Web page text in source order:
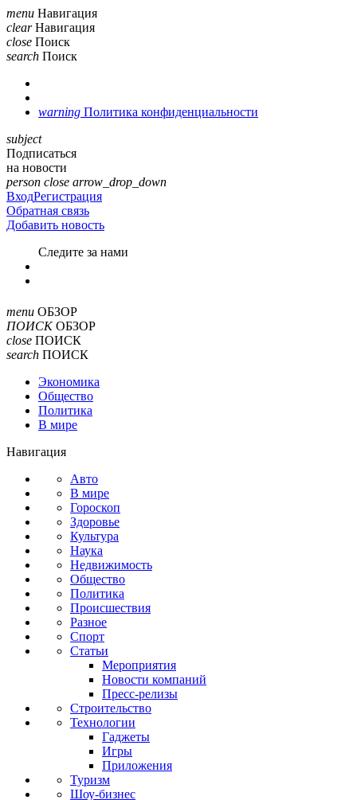
menu Навигация
clear Навигация
close Поиск
search Поиск
warning Политика конфиденциальности
subject
Подписаться
на новости
person close arrow_drop_down
ВходРегистрация
Обратная связь
Добавить новость
Cледите за нами
menu ОБЗОР
ПОИСК ОБЗОР
close ПОИСК
search ПОИСК
Экономика
Общество
Политика
В мире
Навигация
Авто
В мире
Гороскоп
Здоровье
Культура
Наука
Недвижимость
Общество
Политика
Происшествия
Разное
Спорт
Статьи
Мероприятия
Новости компаний
Пресс-релизы
Строительство
Технологии
Гаджеты
Игры
Приложения
Туризм
Шоу-бизнес